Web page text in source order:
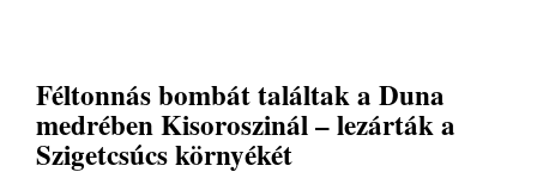
Féltonnás bombát találtak a Duna
medrében Kisoroszinál – lezárták a
Szigetcsúcs környékét